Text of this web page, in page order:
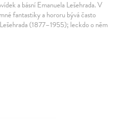
a básní Emanuela Lešehrada. V
fantastiky a hororu bývá často
(1877–1955); leckdo o něm